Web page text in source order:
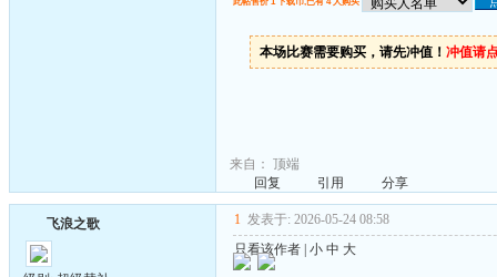
本场比赛需要购买，请先冲值！ 冲值请
来自： 顶端
回复
引用 分享
飞浪之歌 1 发表于: 2026-05-24 08:58
只看该作者 小 中 大